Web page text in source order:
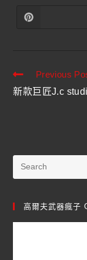
Previous
新款巨匠J.c
高爾夫武器瘋子